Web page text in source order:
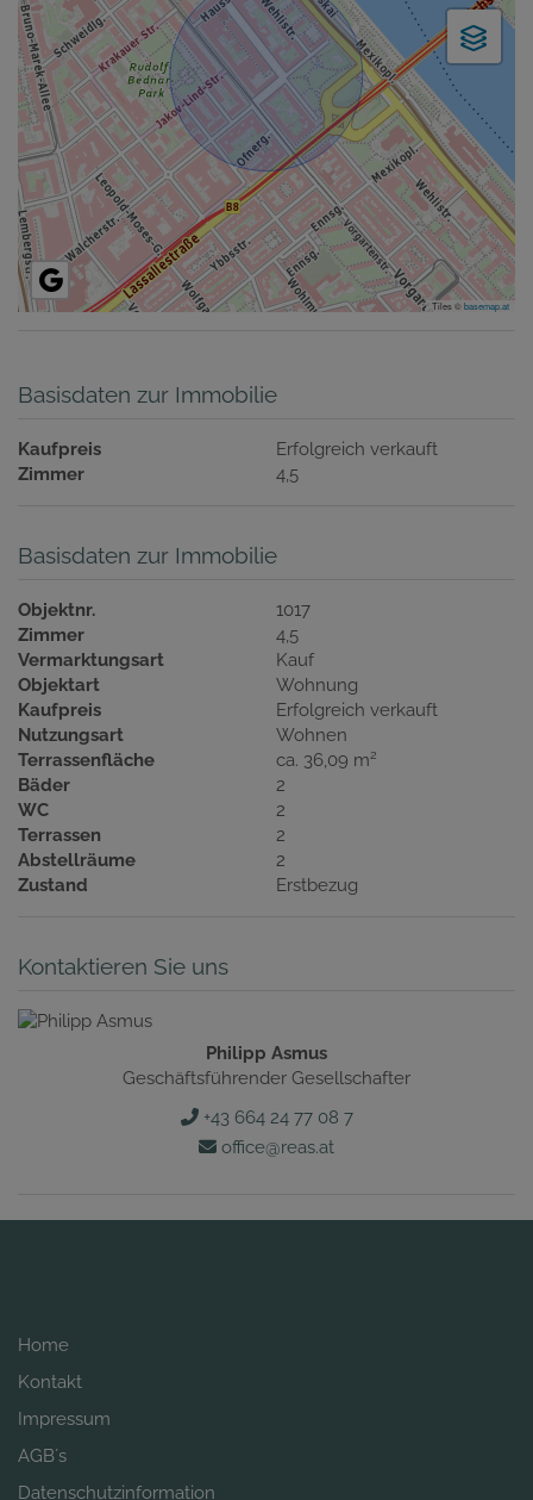
Tiles ©basemap.at
Basisdaten zur Immobilie
Kaufpreis
Erfolgreich verkauft
Zimmer
4,5
Basisdaten zur Immobilie
Objektnr.
1017
Zimmer
4,5
Vermarktungsart
Kauf
Objektart
Wohnung
Kaufpreis
Erfolgreich verkauft
Nutzungsart
Wohnen
Terrassenfläche
ca. 36,09 m2
Bäder
2
WC
2
Terrassen
2
Abstellräume
2
Zustand
Erstbezug
Kontaktieren Sie uns
Philipp Asmus
Geschäftsführender Gesellschafter
+43 664 24 77 08 7
office@reas.at
Home
Kontakt
Impressum
AGB´s
Datenschutzinformation